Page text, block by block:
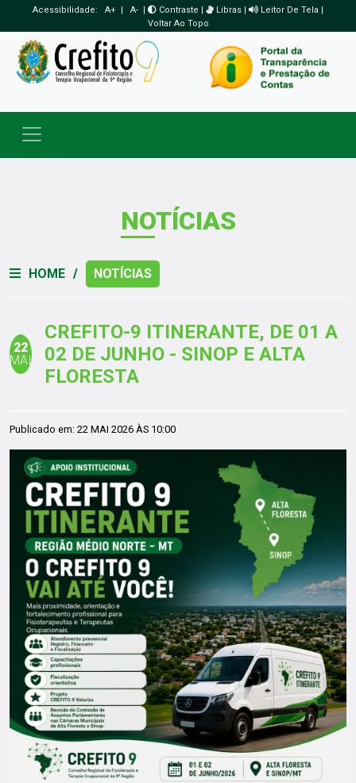
Acessibilidade: A+ | A- | Contraste | Libras | Leitor De Tela |
Voltar Ao Topo
Toggle navigation
NOTÍCIAS
HOME / NOTÍCIAS
22
MAI
CREFITO-9 ITINERANTE, DE 01 A
02 DE JUNHO - SINOP E ALTA
FLORESTA
Publicado em: 22 MAI 2026 ÀS 10:00